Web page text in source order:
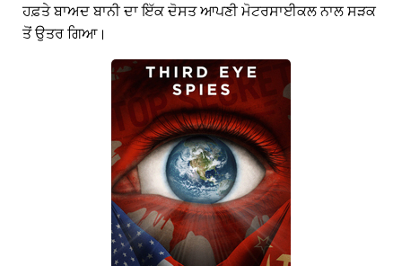
ਹਫ਼ਤੇ ਬਾਅਦ ਬਾਨੀ ਦਾ ਇੱਕ ਦੋਸਤ ਆਪਣੀ ਮੋਟਰਸਾਈਕਲ ਨਾਲ ਸੜਕ
ਤੋਂ ਉਤਰ ਗਿਆ।